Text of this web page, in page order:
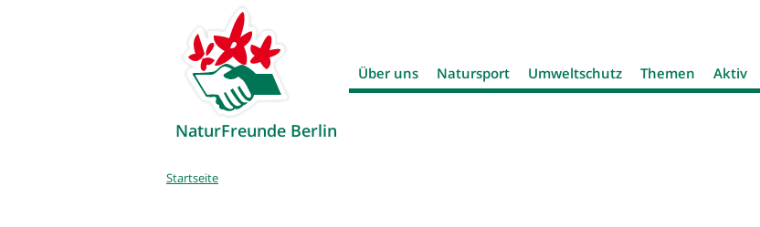
NaturFreunde Berlin
Über uns Natursport Umweltschutz Themen Aktiv
Sie
Startseite